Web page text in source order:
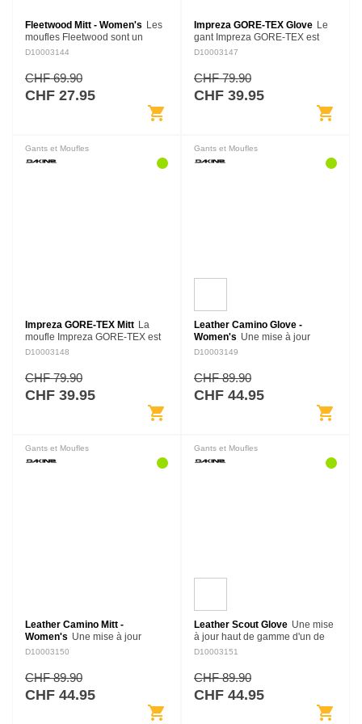
Fleetwood Mitt - Women's Les
moufles Fleetwood sont un
indispensable. Leur design à la
composition en cuir de chèvre
durable à l'EXTÉRIEUR et…
D10003144
CHF 69.90
CHF 27.95
shopping_cart
Impreza GORE-TEX Glove Le
gant Impreza GORE-TEX est
léger et fonctionnel, idéal pour
matin jusqu'au café du coin ou
les marches d'après-midi…
D10003147
CHF 79.90
CHF 39.95
shopping_cart
Gants et Moufles
Impreza GORE-TEX Mitt La
moufle Impreza GORE-TEX est
légère et fonctionnelle, idéale
du matin jusqu'au café du coin
ou les marches…
D10003148
CHF 79.90
CHF 39.95
shopping_cart
Gants et Moufles
Leather Camino Glove -
Women's Une mise à jour
premium d'un de nos classique,
une durabilité éprouvée au
niveau supérieur. Ce gant
manchette est…
D10003149
CHF 89.90
CHF 44.95
shopping_cart
Gants et Moufles
Leather Camino Mitt -
Women's Une mise à jour
premium d'un de nos classique,
une durabilité éprouvée au
niveau supérieur. Cette moufle
manchette…
D10003150
CHF 89.90
CHF 44.95
shopping_cart
Gants et Moufles
Leather Scout Glove Une mise
à jour haut de gamme d'un de
nos classique, le gant Leather
éprouvée à un niveau encore
supérieur. Ce gant à…
D10003151
CHF 89.90
CHF 44.95
shopping_cart